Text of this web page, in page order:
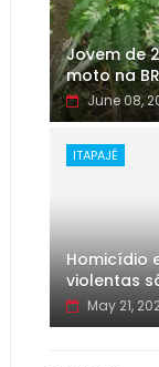
Jovem de
moto na
June 08,
ITAPAJÉ
Homicídio
violentas
May 21,